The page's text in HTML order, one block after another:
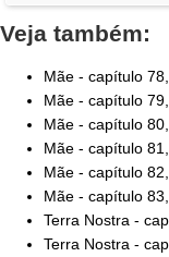
Veja também:
Mãe - capítulo
Mãe - capítulo
Mãe - capítulo
Mãe - capítulo
Mãe - capítulo
Mãe - capítulo
Terra Nostra -
Terra Nostra -